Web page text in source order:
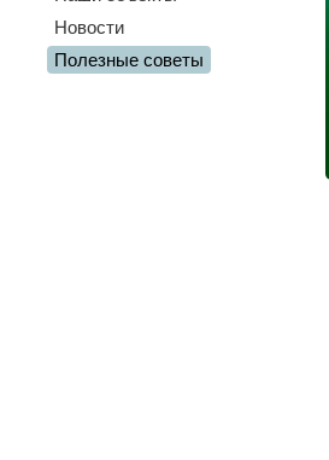
Новости
Полезные советы